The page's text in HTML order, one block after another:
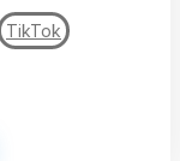
TikTok